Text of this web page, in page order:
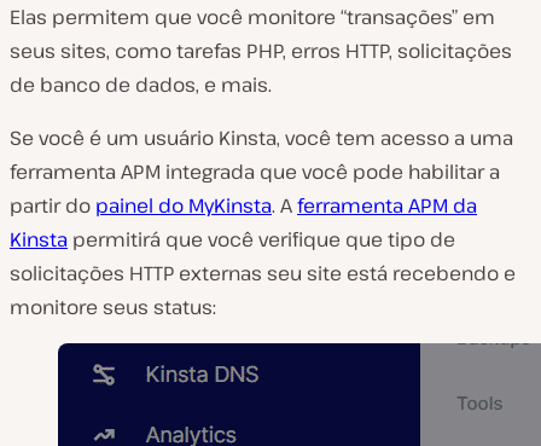
Elas permitem que você monitore “transações” em
seus sites, como tarefas PHP, erros HTTP, solicitações
de banco de dados, e mais.
Se você é um usuário Kinsta, você tem acesso a uma
ferramenta APM integrada que você pode habilitar a
partir do painel do MyKinsta. Aferramenta APM da
Kinsta permitirá que você verifique que tipo de
solicitações HTTP externas seu site está recebendo e
monitore seus status: